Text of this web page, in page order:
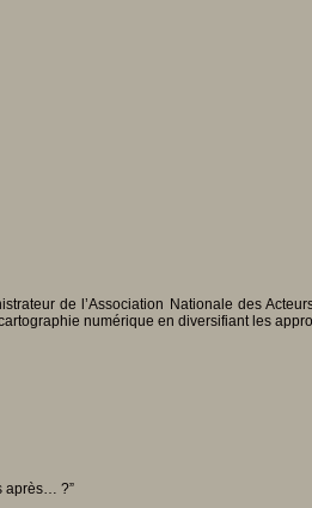
de l’Association Nationale des
numérique en diversifiant les
après… ?”